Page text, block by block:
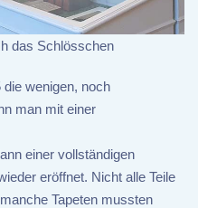
das Schlösschen
wenigen, noch
man mit einer
einer vollständigen
eröffnet. Nicht alle Teile
Tapeten mussten